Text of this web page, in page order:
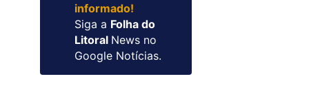
informado!
Siga a Folha do
Litoral News no
Google Notícias.